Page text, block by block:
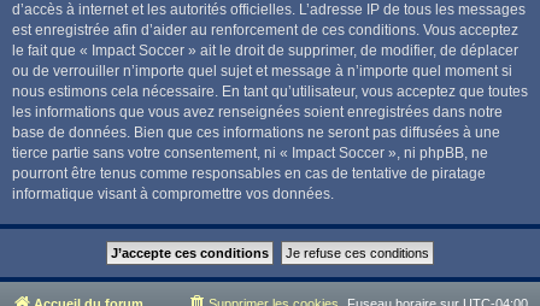
d’accès à internet et les autorités officielles. L’adresse IP de tous les messages
est enregistrée afin d’aider au renforcement de ces conditions. Vous acceptez
le fait que « Impact Soccer » ait le droit de supprimer, de modifier, de déplacer
ou de verrouiller n’importe quel sujet et message à n’importe quel moment si
nous estimons cela nécessaire. En tant qu’utilisateur, vous acceptez que toutes
les informations que vous avez renseignées soient enregistrées dans notre
base de données. Bien que ces informations ne seront pas diffusées à une
tierce partie sans votre consentement, ni « Impact Soccer », ni phpBB, ne
pourront être tenus comme responsables en cas de tentative de piratage
informatique visant à compromettre vos données.